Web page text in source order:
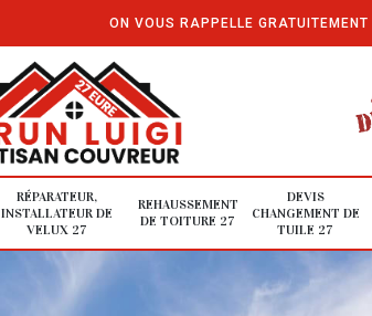
ON VOUS RAPPELLE GRATUITEMENT
RÉPARATEUR,
INSTALLATEUR DE
VELUX 27
REHAUSSEMENT
DE TOITURE 27
DEVIS
CHANGEMENT DE
TUILE 27